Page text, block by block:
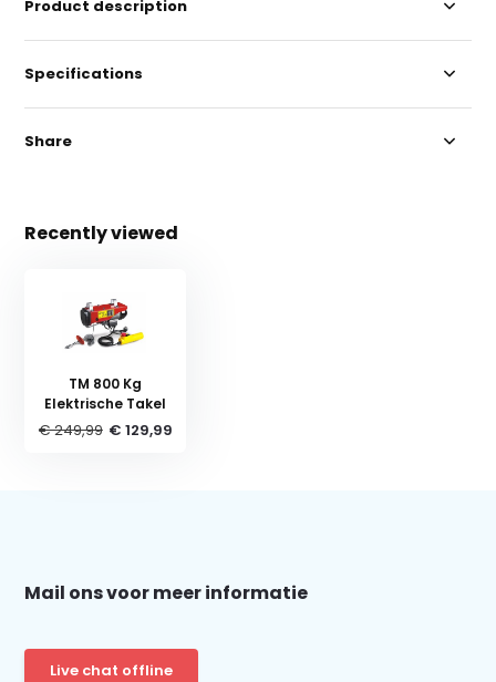
Product description
Specifications
Share
Recently viewed
TM 800 Kg
Elektrische Takel
€ 249,99 € 129,99
Mail ons voor meer informatie
Live chat offline